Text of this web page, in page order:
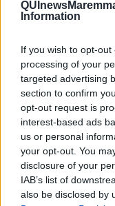
Information
If you wish to opt-
processing of your
targeted advertising
section to confirm
opt-out request is
interest-based ads
us or personal
your opt-out. You
disclosure of your
IAB’s list of
also be disclosed by
sportivo, che vuole
MAREMMA —Gli
’Argentario,
Castiglione della
Il progetto è stato
internazionale del
dove, oltre al materiale
degustazione di vini